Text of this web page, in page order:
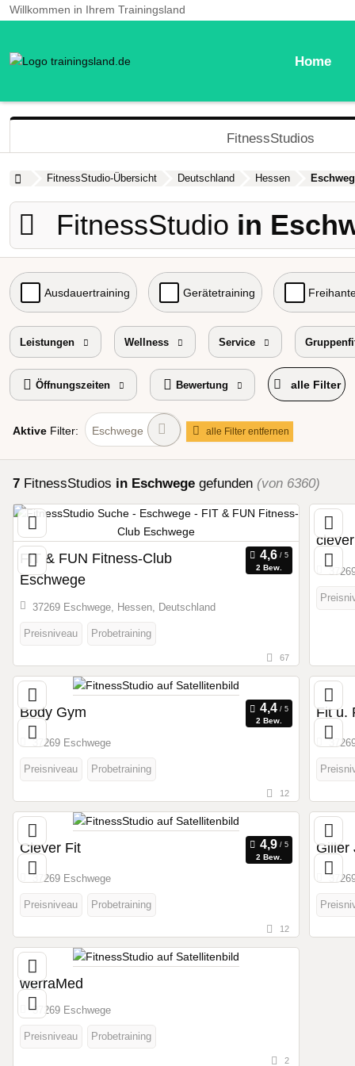
Willkommen in Ihrem Trainingsland
Home
FitnessStudios
FitnessStudio-Übersicht Deutschland Hessen
FitnessStudio in
Ausdauertraining Gerätetraining
Probetraining Preisniveau
Leistungen Wellness Service
Öffnungszeiten Bewertung alle Filter
Aktive Filter: Eschwege alle Filter entfernen
7 FitnessStudios in Eschwege gefunden (von 6360)
FIT & FUN Fitness-Club
Eschwege
2 Bew.
37269 Eschwege, Hessen, Deutschland
Preisniveau Probetraining
67
Body Gym
2 Bew.
37269 Eschwege
Preisniveau Probetraining
12
Fit u.
Clever Fit
2 Bew.
37269 Eschwege
Preisniveau Probetraining
12
Giller
werraMed
37269 Eschwege
Preisniveau Probetraining
2